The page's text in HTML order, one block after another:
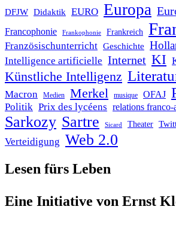
DFJW Didaktik EURO Europa
Francophonie Frankophonie Frankreich
Französischunterricht Geschichte
Intelligence artificielle Internet KI
Künstliche Intelligenz
Macron Medien Merkel musique OFAJ
Politik Prix des lycéens relations franco-
Sarkozy Sartre Sicard Theater
Verteidigung Web 2.0
Lesen fürs Leben
Eine Initiative von Ernst